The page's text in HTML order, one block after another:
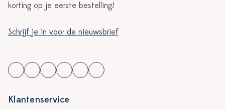
korting op je eerste bestelling!
Schrijf je in voor de nieuwsbrief
Klantenservice